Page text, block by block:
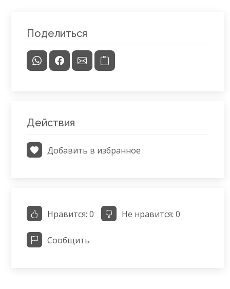
Поделиться
Действия
Добавить в избранное
Нравится: 0 Не нравится: 0
Сообщить